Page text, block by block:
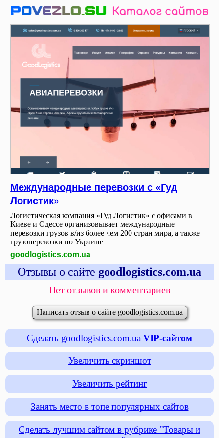
Международные перевозки с «Гуд
Логистик»
Логистическая компания «Гуд Логистик» с офисами в
Киеве и Одессе организовывает международные
перевозки грузов в/из более чем 200 стран мира, а также
грузоперевозки по Украине
goodlogistics.com.ua
Отзывы о сайте goodlogistics.com.ua
Нет отзывов и комментариев
Написать отзыв о сайте goodlogistics.com.ua
Сделать goodlogistics.com.ua VIP-сайтом
Увеличить скриншот
Увеличить рейтинг
Занять место в топе популярных сайтов
Сделать лучшим сайтом в рубрике "Товары и